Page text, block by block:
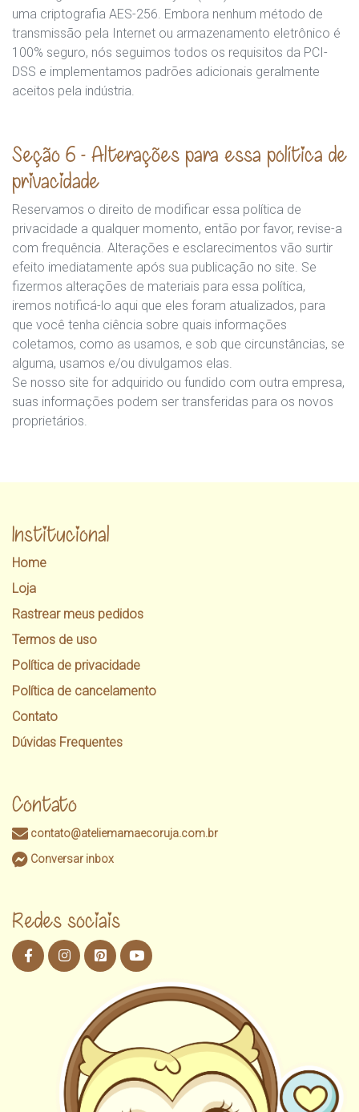
uma criptografia AES-256. Embora nenhum método de
transmissão pela Internet ou armazenamento eletrônico é
100% seguro, nós seguimos todos os requisitos da PCI-
DSS e implementamos padrões adicionais geralmente
aceitos pela indústria.
Seção 6 - Alterações para essa política de
privacidade
Reservamos o direito de modificar essa política de
privacidade a qualquer momento, então por favor, revise-a
com frequência. Alterações e esclarecimentos vão surtir
efeito imediatamente após sua publicação no site. Se
fizermos alterações de materiais para essa política,
iremos notificá-lo aqui que eles foram atualizados, para
que você tenha ciência sobre quais informações
coletamos, como as usamos, e sob que circunstâncias, se
alguma, usamos e/ou divulgamos elas.
Se nosso site for adquirido ou fundido com outra empresa,
suas informações podem ser transferidas para os novos
proprietários.
Institucional
Home
Loja
Rastrear meus pedidos
Termos de uso
Política de privacidade
Política de cancelamento
Contato
Dúvidas Frequentes
Contato
contato@ateliemamaecoruja.com.br
Conversar inbox
Redes sociais